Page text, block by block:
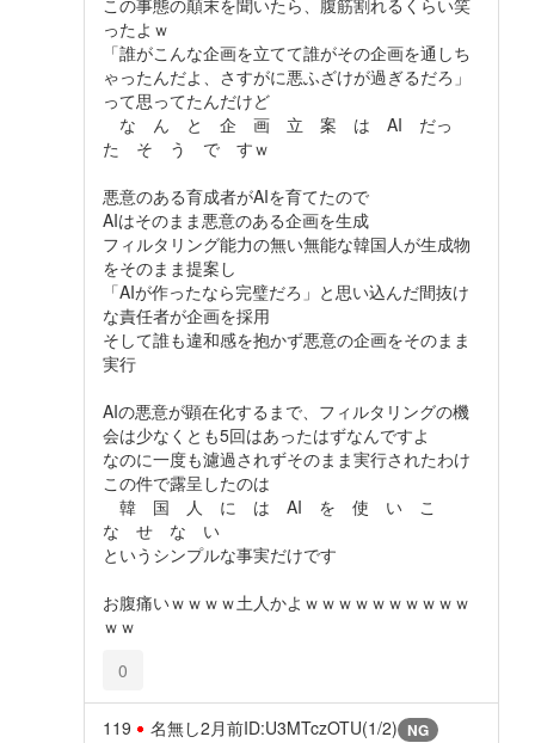
ったよｗ
「誰がこんな企画を立てて誰がその企画を通しち
ゃったんだよ、さすがに悪ふざけが過ぎるだろ」
って思ってたんだけど
な ん と 企 画 立 案 は AI だっ
た そ う で すｗ
悪意のある育成者がAIを育てたので
AIはそのまま悪意のある企画を生成
フィルタリング能力の無い無能な韓国人が生成物
をそのまま提案し
「AIが作ったなら完璧だろ」と思い込んだ間抜け
な責任者が企画を採用
そして誰も違和感を抱かず悪意の企画をそのまま
実行
AIの悪意が顕在化するまで、フィルタリングの機
会は少なくとも5回はあったはずなんですよ
なのに一度も濾過されずそのまま実行されたわけ
この件で露呈したのは
韓 国 人 に は AI を 使 い こ
な せ な い
というシンプルな事実だけです
お腹痛いｗｗｗｗ土人かよｗｗｗｗｗｗｗｗｗｗ
ｗｗ
0
119 名無し2月前ID:U3MTczOTU(1/2) NG